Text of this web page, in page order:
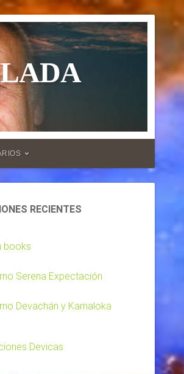
RECIENTES
books
Serena Expectación
Devachán y Kamaloka
Devicas